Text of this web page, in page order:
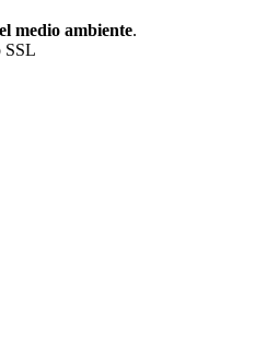
medio ambiente.
SSL